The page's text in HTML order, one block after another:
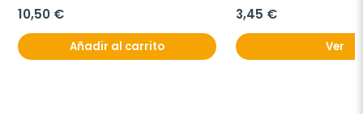
10,50 €
Añadir al carrito
3,45 €
Ver